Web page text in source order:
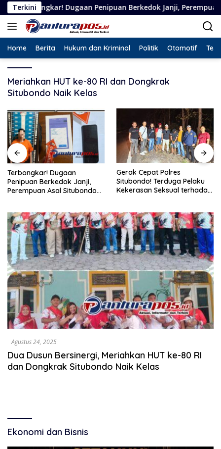
Langsung
ke
konten
Terkini
Dugaan Penipuan Berkedok Janji, Perempuan Asal
Home Berita Hukum dan Kriminal Politik Otomotif
Meriahkan HUT ke-80 RI dan Dongkrak
Situbondo Naik Kelas
Terbongkar! Dugaan
Penipuan Berkedok Janji,
Perempuan Asal Situbondo
Gerak Cepat Polres
Situbondo! Terduga Pelaku
Kekerasan Seksual terhadap
Agustus 24, 2025
Dua Dusun Bersinergi, Meriahkan HUT ke-80 RI
dan Dongkrak Situbondo Naik Kelas
Ekonomi dan Bisnis